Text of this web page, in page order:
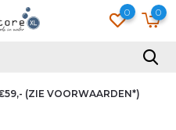
0 0
(ZIE VOORWAARDEN*)